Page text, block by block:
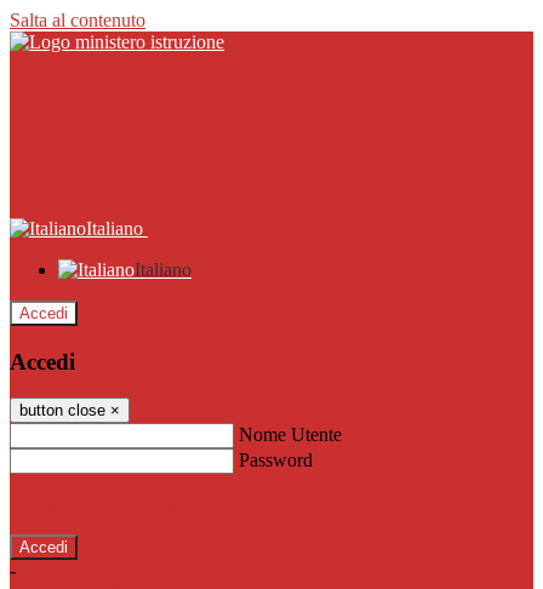
Salta al contenuto
Italiano
Italiano
Accedi
Accedi
button close ×
Nome Utente
Password
-